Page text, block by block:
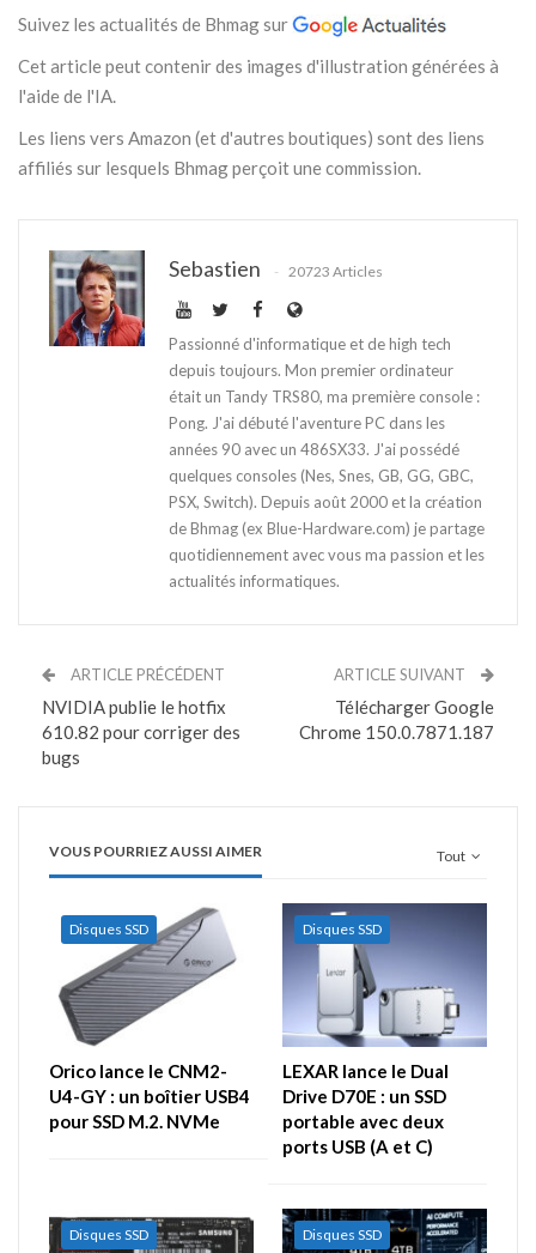
Suivez les actualités de Bhmag sur
Cet article peut contenir des images d'illustration générées à
l'aide de l'IA.
Les liens vers Amazon (et d'autres boutiques) sont des liens
affiliés sur lesquels Bhmag perçoit une commission.
Sebastien 20723 Articles
Passionné d'informatique et de high tech
depuis toujours. Mon premier ordinateur
était un Tandy TRS80, ma première console :
Pong. J'ai débuté l'aventure PC dans les
années 90 avec un 486SX33. J'ai possédé
quelques consoles (Nes, Snes, GB, GG, GBC,
PSX, Switch). Depuis août 2000 et la création
de Bhmag (ex Blue-Hardware.com) je partage
quotidiennement avec vous ma passion et les
actualités informatiques.
ARTICLE PRÉCÉDENT
NVIDIA publie le hotfix
610.82 pour corriger des
bugs
ARTICLE SUIVANT
Télécharger Google
Chrome 150.0.7871.187
Tout
VOUS POURRIEZ AUSSI AIMER
Disques SSD
Orico lance le CNM2-
U4-GY : un boîtier USB4
pour SSD M.2. NVMe
Disques SSD
LEXAR lance le Dual
Drive D70E : un SSD
portable avec deux
ports USB (A et C)
Disques SSD Disques SSD